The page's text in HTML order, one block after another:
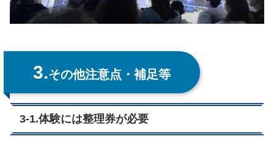
3.その他注意点・補足等
3-1.体験には整理券が必要